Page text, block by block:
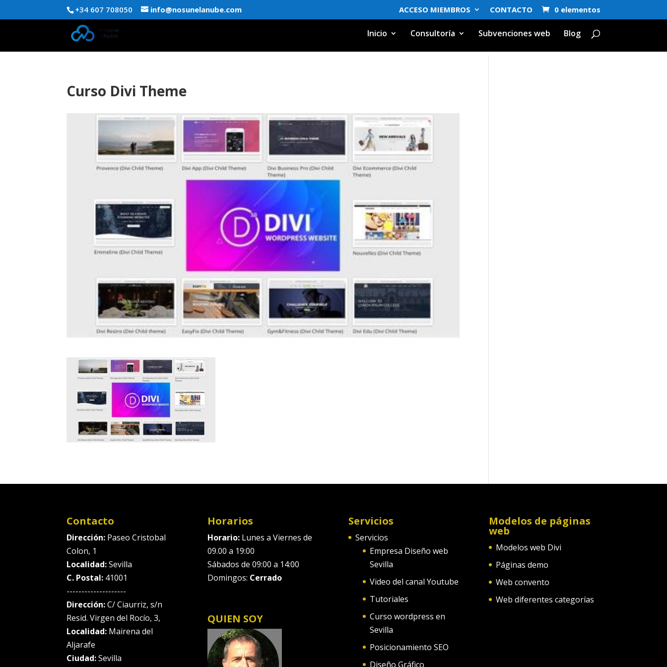
+34 607 708050 info@nosunelanube.com ACCESO MIEMBROS CONTACTO 0 elementos
Inicio Consultoría Subvenciones web Blog
Curso Divi Theme
Contacto
Dirección: Paseo Cristobal
Colon, 1
Localidad:Sevilla
C. Postal: 41001
--------------------
Dirección:C/ Ciaurriz, s/n
Resid. Virgen del Rocío, 3,
Localidad: Mairena del
Aljarafe
Ciudad:Sevilla
Horarios
Horario:Lunes a Viernes de
09.00 a 19:00
Sábados de 09:00 a 14:00
Domingos: Cerrado
QUIEN SOY
Servicios
Servicios
Empresa Diseño web
Sevilla
Video del canal Youtube
Tutoriales
Curso wordpress en
Sevilla
Posicionamiento SEO
Diseño Gráfico
Modelos de páginas
web
Modelos web Divi
Páginas demo
Web convento
Web diferentes categorías